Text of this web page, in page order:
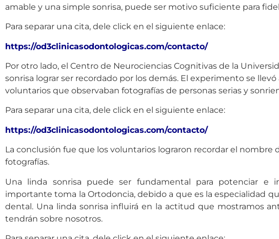
amable y una simple sonrisa, puede ser motivo suficiente para
Para separar una cita, dele click en el siguiente enlace:
https://od3clinicasodontologicas.com/contacto/
Por otro lado, el Centro de Neurociencias Cognitivas de la
sonrisa lograr ser recordado por los demás. El experimento se
voluntarios que observaban fotografías de personas serias y
Para separar una cita, dele click en el siguiente enlace:
https://od3clinicasodontologicas.com/contacto/
La conclusión fue que los voluntarios lograron recordar el nombre
fotografías.
Una linda sonrisa puede ser fundamental para potenciar e
importante toma la Ortodoncia, debido a que es la especialidad
dental. Una linda sonrisa influirá en la actitud que mostramos
tendrán sobre nosotros.